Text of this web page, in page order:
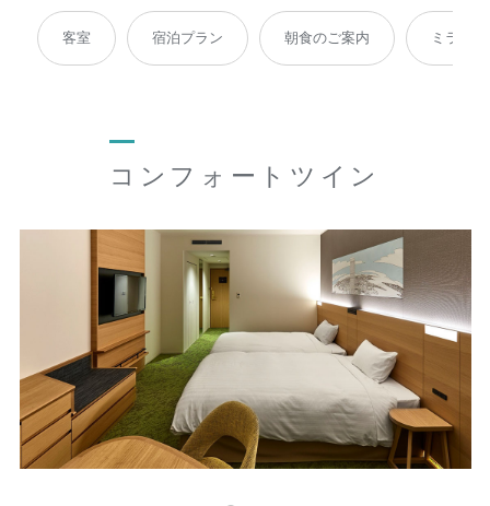
客室 宿泊プラン 朝食のご案内 ミラブ
コンフォートツイン